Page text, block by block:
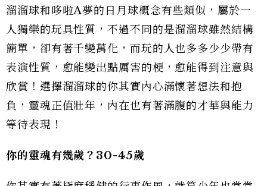
溜溜球和哆啦A夢的日月球概念有些類似，屬於一
人獨樂的玩具性質，不過不同的是溜溜球雖然結構
簡單，卻有著千變萬化，而玩的人也多多少少帶有
表演性質，愈能變出點厲害的梗，愈能得到注意與
欣賞！選擇溜溜球的你其實內心滿懷著想法和抱
負，靈魂正值壯年，內在也有著滿腹的才華與能力
等待表現！
你的靈魂有幾歲？30-45歲